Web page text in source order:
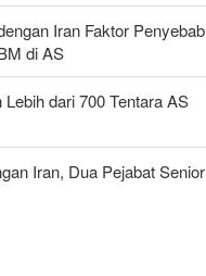
Iran Faktor Penyebab
di AS
dari 700 Tentara AS
Iran, Dua Pejabat Senior